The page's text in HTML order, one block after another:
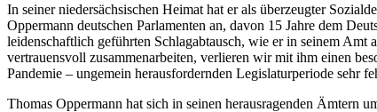
In seiner niedersächsischen Heimat hat er als überzeugter
Oppermann deutschen Parlamenten an, davon 15 Jahre dem
leidenschaftlich geführten Schlagabtausch, wie er in seinem
vertrauensvoll zusammenarbeiten, verlieren wir mit ihm einen
Pandemie – ungemein herausfordernden Legislaturperiode sehr
Thomas Oppermann hat sich in seinen herausragenden Ämtern